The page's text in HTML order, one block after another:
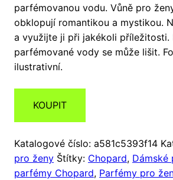
parfémovanou vodu. Vůně pro
obklopují romantikou a mystikou.
a využijte ji při jakékoli příležitosti.
parfémované vody se může lišit.
ilustrativní.
KOUPIT
Katalogové číslo: a581c5393f14
pro ženy Štítky: Chopard, Dámské
parfémy Chopard, Parfémy pro